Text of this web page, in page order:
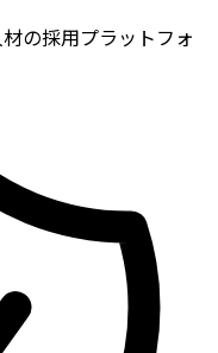
の採用プラットフォ